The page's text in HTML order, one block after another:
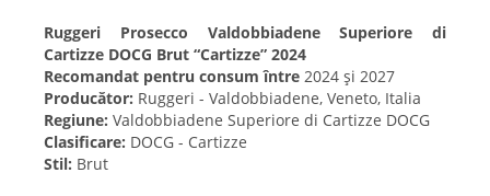
Ruggeri Prosecco Valdobbiadene Superiore di
Cartizze DOCG Brut “Cartizze” 2024
Recomandat pentru consum între 2024 și 2027
Producător: Ruggeri - Valdobbiadene, Veneto, Italia
Regiune: Valdobbiadene Superiore di Cartizze DOCG
Clasificare: DOCG - Cartizze
Stil: Brut